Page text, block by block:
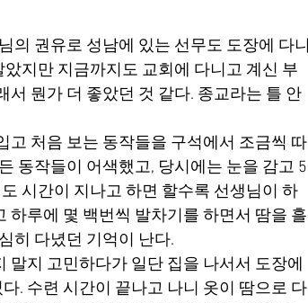
의 권유로 성남에 있는 선무도 도장에 다니
지만 지금까지도 교회에 다니고 계신 부
뭔가 더 좋았던 것 같다. 종교라는 틀 안
고 처음 보는 동작들을 구석에서 조금씩 따
동작들이 어색했고, 당시에는 눈을 감고 5
시간이 지나고 하면 할수록 선생님이 하
루에 몇 백번씩 발차기를 하면서 땀을 흘
히 다녔던 기억이 난다.
지 고민하다가 일단 집을 나서서 도장에
. 수련 시간이 끝나고 나니 옷이 땀으로 다